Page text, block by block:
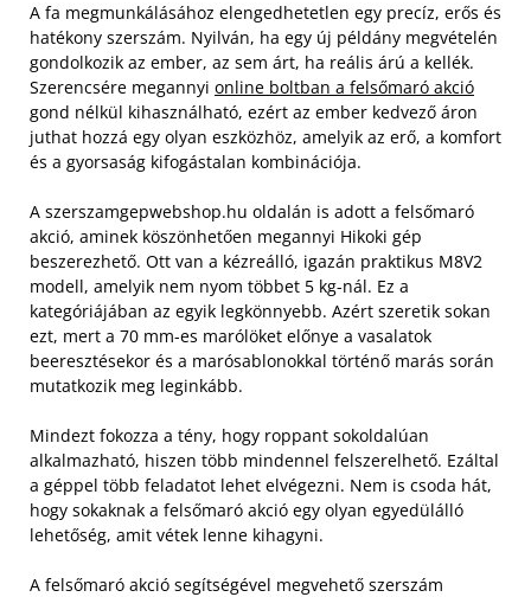
A fa megmunkálásához elengedhetetlen egy precíz, erős és
hatékony szerszám. Nyilván, ha egy új példány megvételén
gondolkozik az ember, az sem árt, ha reális árú a kellék.
Szerencsére megannyi online boltban a felsőmaró akció
gond nélkül kihasználható, ezért az ember kedvező áron
juthat hozzá egy olyan eszközhöz, amelyik az erő, a komfort
és a gyorsaság kifogástalan kombinációja.
A szerszamgepwebshop.hu oldalán is adott a felsőmaró
akció, aminek köszönhetően megannyi Hikoki gép
beszerezhető. Ott van a kézreálló, igazán praktikus M8V2
modell, amelyik nem nyom többet 5 kg-nál. Ez a
kategóriájában az egyik legkönnyebb. Azért szeretik sokan
ezt, mert a 70 mm-es marólöket előnye a vasalatok
beeresztésekor és a marósablonokkal történő marás során
mutatkozik meg leginkább.
Mindezt fokozza a tény, hogy roppant sokoldalúan
alkalmazható, hiszen több mindennel felszerelhető. Ezáltal
a géppel több feladatot lehet elvégezni. Nem is csoda hát,
hogy sokaknak a felsőmaró akció egy olyan egyedülálló
lehetőség, amit vétek lenne kihagyni.
A felsőmaró akció segítségével megvehető szerszám